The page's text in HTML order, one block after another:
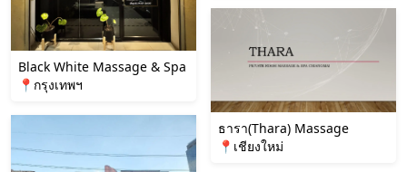
Black White Massage & Spa
📍กรุงเทพฯ
ธารา(Thara) Massage
📍เชียงใหม่